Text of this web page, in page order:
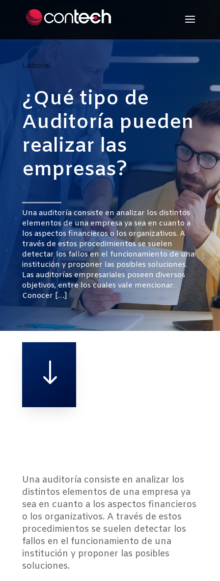
Laboral
¿Qué tipo de
Auditoría pueden
realizar las
empresas?
Una auditoría consiste en analizar los distintos
elementos de una empresa ya sea en cuanto a
los aspectos financieros o los organizativos. A
través de estos procedimientos se suelen
detectar los fallos en el funcionamiento de una
institución y proponer las posibles soluciones.
Las auditorías empresariales poseen diversos
objetivos, entre los cuales vale mencionar:
Conocer […]
"
Una auditoría consiste en analizar los
distintos elementos de una empresa ya
sea en cuanto a los aspectos financieros
o los organizativos. A través de estos
procedimientos se suelen detectar los
fallos en el funcionamiento de una
institución y proponer las posibles
soluciones.